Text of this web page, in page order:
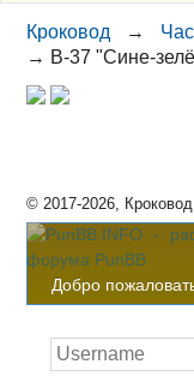
Кроковод →
→ В-37 "Сине-
© 2017-2026, Кроковод
Добро